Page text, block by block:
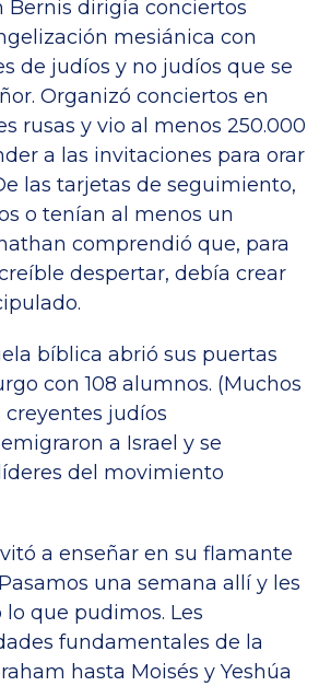
Bernis dirigía conciertos
mesiánica con
de judíos y no judíos que se
Organizó conciertos en
rusas y vio al menos 250.000
a las invitaciones para orar
las tarjetas de seguimiento,
o tenían al menos un
comprendió que, para
despertar, debía crear
bíblica abrió sus puertas
con 108 alumnos. (Muchos
creyentes judíos
a Israel y se
del movimiento
a enseñar en su flamante
una semana allí y les
que pudimos. Les
fundamentales de la
hasta Moisés y Yeshúa